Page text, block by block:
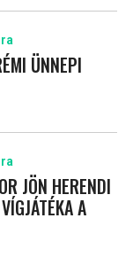
ÜNNEPI
JÖN HERENDI
A